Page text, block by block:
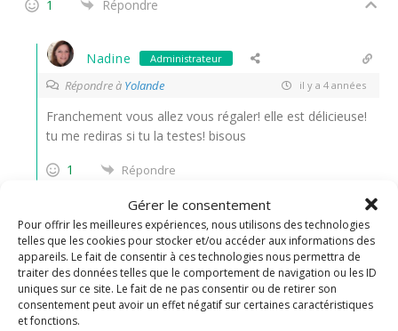
Gérer le consentement
Pour offrir les meilleures expériences, nous utilisons des technologies
telles que les cookies pour stocker et/ou accéder aux informations des
appareils. Le fait de consentir à ces technologies nous permettra de
traiter des données telles que le comportement de navigation ou les ID
uniques sur ce site. Le fait de ne pas consentir ou de retirer son
consentement peut avoir un effet négatif sur certaines caractéristiques
et fonctions.
1 Répondre
Nadine Administrateur
Répondre à Yolande il y a 4 années
Franchement vous allez vous régaler! elle est délicieuse!
tu me rediras si tu la testes! bisous
1
Répondre
Christelle
il y a 4 années
Une tarte idéale pour se régaler !!
0